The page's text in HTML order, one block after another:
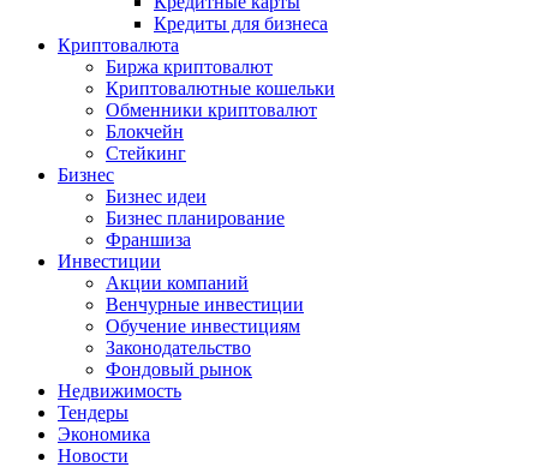
Кредиты для бизнеса
Криптовалюта
Биржа криптовалют
Криптовалютные кошельки
Обменники криптовалют
Блокчейн
Стейкинг
Бизнес
Бизнес идеи
Бизнес планирование
Франшиза
Инвестиции
Акции компаний
Венчурные инвестиции
Обучение инвестициям
Законодательство
Фондовый рынок
Недвижимость
Тендеры
Экономика
Новости